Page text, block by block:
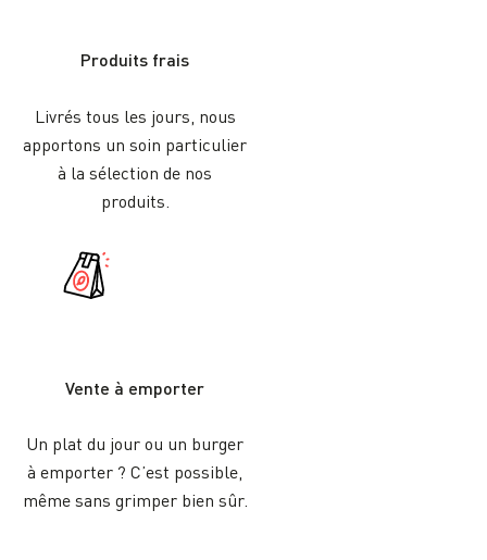
Produits frais
Livrés tous les jours, nous
apportons un soin particulier
à la sélection de nos
produits.
Vente à emporter
Un plat du jour ou un burger
à emporter ? C’est possible,
même sans grimper bien sûr.